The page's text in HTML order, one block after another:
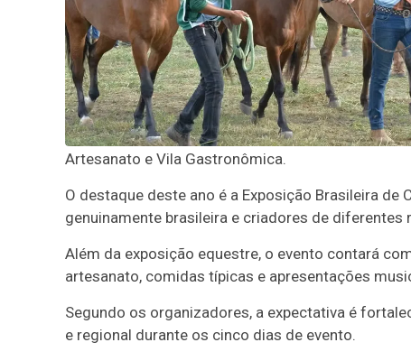
Artesanato e Vila Gastronômica.
O destaque deste ano é a Exposição Brasileira de
genuinamente brasileira e criadores de diferentes
Além da exposição equestre, o evento contará
artesanato, comidas típicas e apresentações
Segundo os organizadores, a expectativa é
e regional durante os cinco dias de evento.